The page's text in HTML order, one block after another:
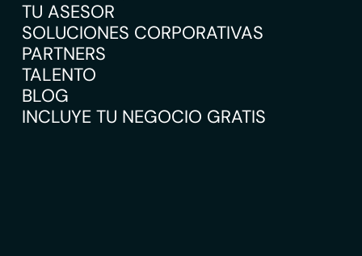
TU ASESOR
SOLUCIONES CORPORATIVAS
PARTNERS
TALENTO
BLOG
INCLUYE TU NEGOCIO GRATIS